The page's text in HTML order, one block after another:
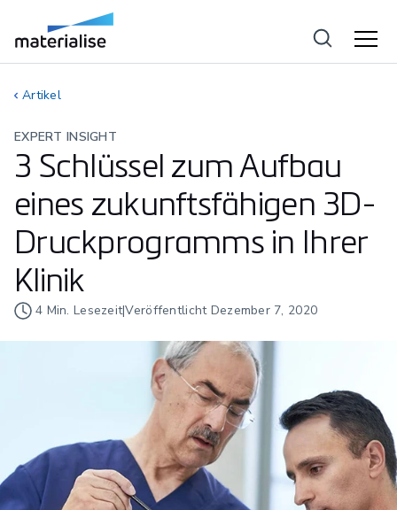
Artikel
EXPERT INSIGHT
3 Schlüssel zum Aufbau
eines zukunftsfähigen 3D-
Druckprogramms in Ihrer
Klinik
4 Min. Lesezeit|Veröffentlicht Dezember 7, 2020